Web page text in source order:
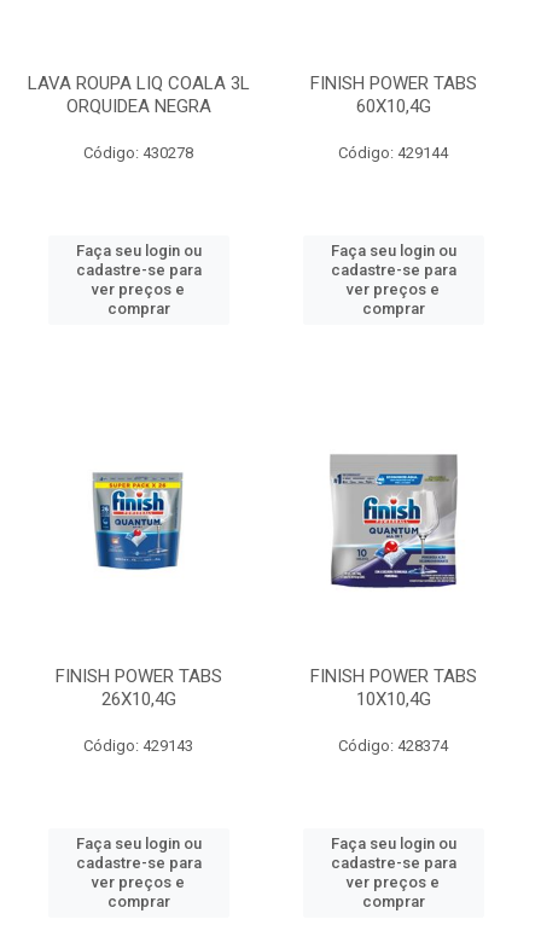
LAVA ROUPA LIQ COALA 3L
ORQUIDEA NEGRA
Código: 430278
Faça seu login ou
cadastre-se para
ver preços e
comprar
FINISH POWER TABS
60X10,4G
Código: 429144
Faça seu login ou
cadastre-se para
ver preços e
comprar
FINISH POWER TABS
26X10,4G
Código: 429143
Faça seu login ou
cadastre-se para
ver preços e
comprar
FINISH POWER TABS
10X10,4G
Código: 428374
Faça seu login ou
cadastre-se para
ver preços e
comprar